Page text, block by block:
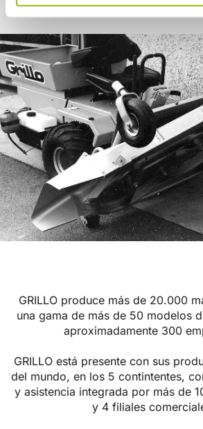
GRILLO produce más de 20.000
una gama de más de 50 modelos
aproximadamente 300
GRILLO está presente con sus
del mundo, en los 5 contintentes,
y asistencia integrada por más de
y 4 filiales